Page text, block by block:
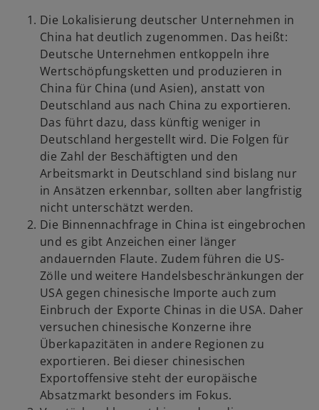
Die Lokalisierung deutscher Unternehmen in
China hat deutlich zugenommen. Das heißt:
Deutsche Unternehmen entkoppeln ihre
Wertschöpfungsketten und produzieren in
China für China (und Asien), anstatt von
Deutschland aus nach China zu exportieren.
Das führt dazu, dass künftig weniger in
Deutschland hergestellt wird. Die Folgen für
die Zahl der Beschäftigten und den
Arbeitsmarkt in Deutschland sind bislang nur
in Ansätzen erkennbar, sollten aber langfristig
nicht unterschätzt werden.
Die Binnennachfrage in China ist eingebrochen
und es gibt Anzeichen einer länger
andauernden Flaute. Zudem führen die US-
Zölle und weitere Handelsbeschränkungen der
USA gegen chinesische Importe auch zum
Einbruch der Exporte Chinas in die USA. Daher
versuchen chinesische Konzerne ihre
Überkapazitäten in andere Regionen zu
exportieren. Bei dieser chinesischen
Exportoffensive steht der europäische
Absatzmarkt besonders im Fokus.